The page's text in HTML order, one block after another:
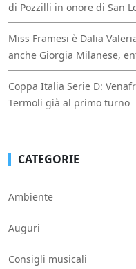
di Pozzilli in onore di San
Miss Framesi è Dalia
anche Giorgia Milanese,
Coppa Italia Serie D:
Termoli già al primo turno
CATEGORIE
Ambiente
Auguri
Consigli musicali